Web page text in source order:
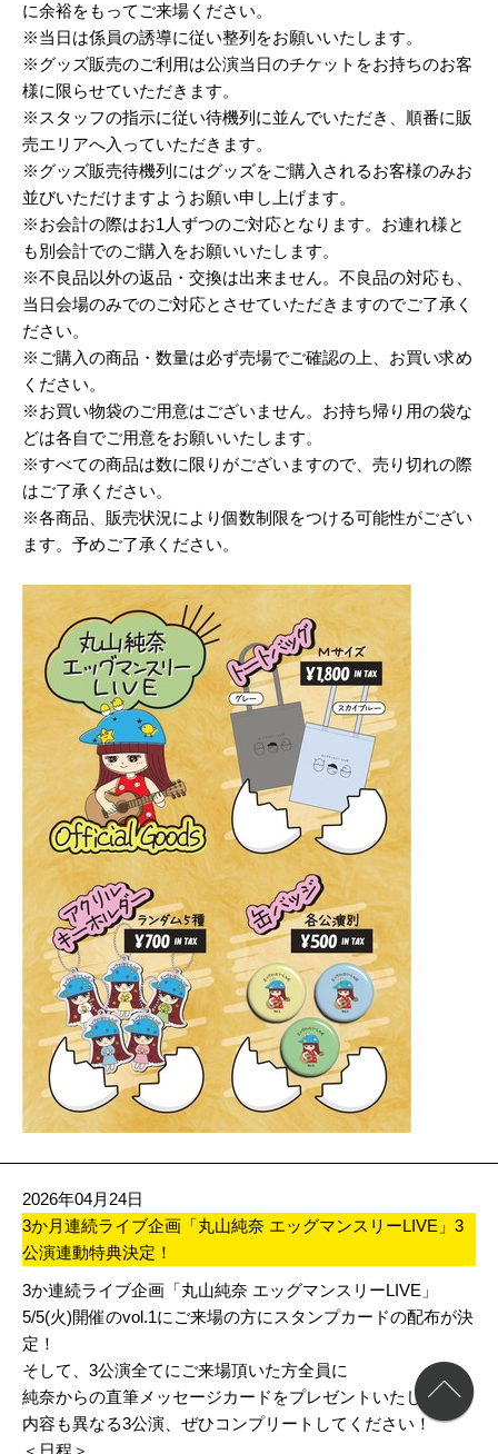
に余裕をもってご来場ください。
※当日は係員の誘導に従い整列をお願いいたします。
※グッズ販売のご利用は公演当日のチケットをお持ちのお客
様に限らせていただきます。
※スタッフの指示に従い待機列に並んでいただき、順番に販
売エリアへ入っていただきます。
※グッズ販売待機列にはグッズをご購入されるお客様のみお
並びいただけますようお願い申し上げます。
※お会計の際はお1人ずつのご対応となります。お連れ様と
も別会計でのご購入をお願いいたします。
※不良品以外の返品・交換は出来ません。不良品の対応も、
当日会場のみでのご対応とさせていただきますのでご了承く
ださい。
※ご購入の商品・数量は必ず売場でご確認の上、お買い求め
ください。
※お買い物袋のご用意はございません。お持ち帰り用の袋な
どは各自でご用意をお願いいたします。
※すべての商品は数に限りがございますので、売り切れの際
はご了承ください。
※各商品、販売状況により個数制限をつける可能性がござい
ます。予めご了承ください。
2026年04月24日
3か月連続ライブ企画「丸山純奈 エッグマンスリーLIVE」3
公演連動特典決定！
3か連続ライブ企画「丸山純奈 エッグマンスリーLIVE」
5/5(火)開催のvol.1にご来場の方にスタンプカードの配布が決
定！
そして、3公演全てにご来場頂いた方全員に
純奈からの直筆メッセージカードをプレゼントいたします。
内容も異なる3公演、ぜひコンプリートしてください！